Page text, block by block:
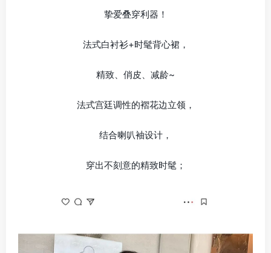
挚爱叠穿利器！
法式白衬衫+时髦背心裙，
精致、俏皮、减龄~
法式宫廷调性的褶花边立领，
结合喇叭袖设计，
穿出不刻意的精致时髦；